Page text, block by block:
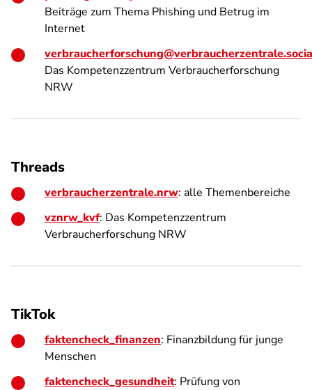
Beiträge zum Thema Phishing und Betrug im
Internet
Das Kompetenzzentrum Verbraucherforschung
NRW
Threads
verbraucherzentrale.nrw: alle Themenbereiche
vznrw_kvf: Das Kompetenzzentrum
Verbraucherforschung NRW
TikTok
faktencheck_finanzen: Finanzbildung für junge
Menschen
faktencheck_gesundheit: Prüfung von